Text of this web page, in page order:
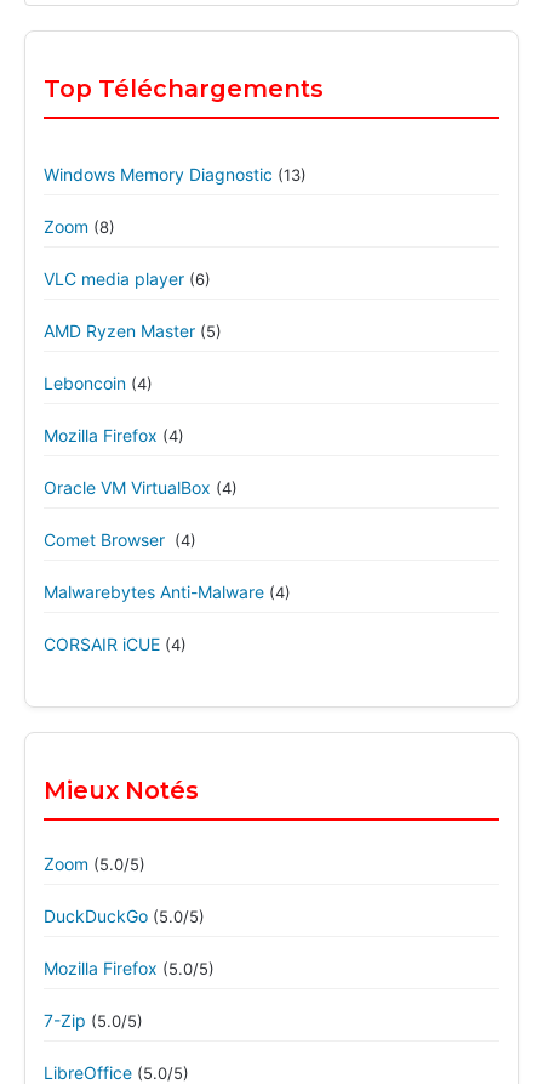
Top Téléchargements
Windows Memory Diagnostic (13)
Zoom (8)
VLC media player (6)
AMD Ryzen Master (5)
Leboncoin (4)
Mozilla Firefox (4)
Oracle VM VirtualBox (4)
Comet Browser (4)
Malwarebytes Anti-Malware (4)
CORSAIR iCUE (4)
Mieux Notés
Zoom (5.0/5)
DuckDuckGo (5.0/5)
Mozilla Firefox (5.0/5)
7-Zip (5.0/5)
LibreOffice (5.0/5)